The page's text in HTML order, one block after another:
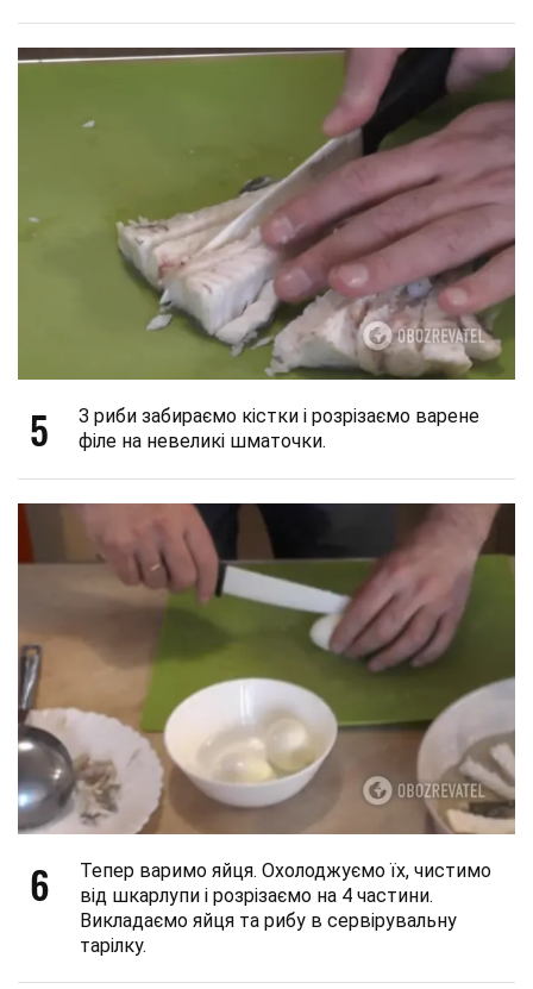
5
З риби забираємо кістки і розрізаємо варене
філе на невеликі шматочки.
6
Тепер варимо яйця. Охолоджуємо їх, чистимо
від шкарлупи і розрізаємо на 4 частини.
Викладаємо яйця та рибу в сервірувальну
тарілку.